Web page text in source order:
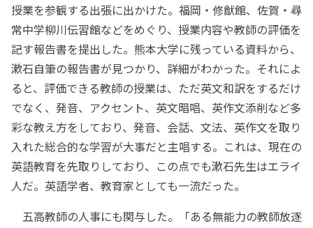
授業を参観する出張に出かけた。福岡・修猷館、佐賀・尋
常中学柳川伝習館などをめぐり、授業内容や教師の評価を
記す報告書を提出した。熊本大学に残っている資料から、
漱石自筆の報告書が見つかり、詳細がわかった。それによ
ると、評価できる教師の授業は、ただ英文和訳をするだけ
でなく、発音、アクセント、英文暗唱、英作文添削など多
彩な教え方をしており、発音、会話、文法、英作文を取り
入れた総合的な学習が大事だと主唱する。これは、現在の
英語教育を先取りしており、この点でも漱石先生はエライ
人だ。英語学者、教育家としても一流だった。
五高教師の人事にも関与した。「ある無能力の教師放逐